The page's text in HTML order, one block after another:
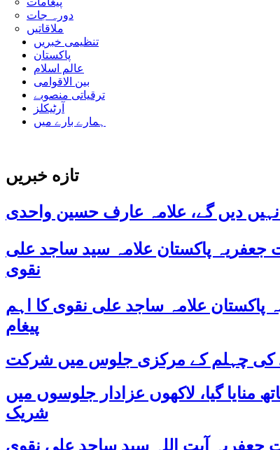
دورہ جات
ملاقاتیں
تنظیمی خبریں
پاکستان
عالم اسلام
بین الاقوامی
ترقیاتی منصوبے
آرٹیکلز
ہمارے بارے میں
تازه خبریں
دیں گے، علامہ عارف حسین واحدی
جعفریہ پاکستان علامہ سید ساجد علی
نقوی
پر قائد ملت جعفریہ پاکستان علامہ ساجد علی نقوی کا اہم
پیغام
کی چہلم کے مرکزی جلوس میں شرکت
و جذبے کے ساتھ منایا گیا، لاکھوں عزادار جلوسوں میں
شریک